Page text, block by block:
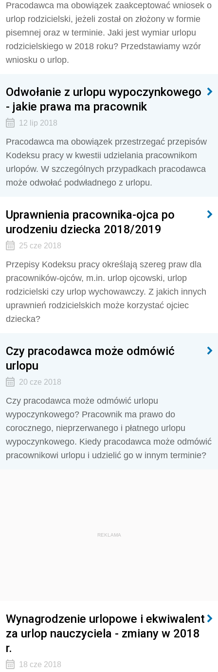
Pracodawca ma obowiązek zaakceptować wniosek o
urlop rodzicielski, jeżeli został on złożony w formie
pisemnej oraz w terminie. Jaki jest wymiar urlopu
rodzicielskiego w 2018 roku? Przedstawiamy wzór
wniosku o urlop.
Odwołanie z urlopu wypoczynkowego
- jakie prawa ma pracownik
12 lip 2018
Pracodawca ma obowiązek przestrzegać przepisów
Kodeksu pracy w kwestii udzielania pracownikom
urlopów. W szczególnych przypadkach pracodawca
może odwołać podwładnego z urlopu.
Uprawnienia pracownika-ojca po
urodzeniu dziecka 2018/2019
25 cze 2018
Przepisy Kodeksu pracy określają szereg praw dla
pracowników-ojców, m.in. urlop ojcowski, urlop
rodzicielski czy urlop wychowawczy. Z jakich innych
uprawnień rodzicielskich może korzystać ojciec
dziecka?
Czy pracodawca może odmówić
urlopu
20 cze 2018
Czy pracodawca może odmówić urlopu
wypoczynkowego? Pracownik ma prawo do
corocznego, nieprzerwanego i płatnego urlopu
wypoczynkowego. Kiedy pracodawca może odmówić
pracownikowi urlopu i udzielić go w innym terminie?
REKLAMA
Wynagrodzenie urlopowe i ekwiwalent
za urlop nauczyciela - zmiany w 2018
r.
18 cze 2018